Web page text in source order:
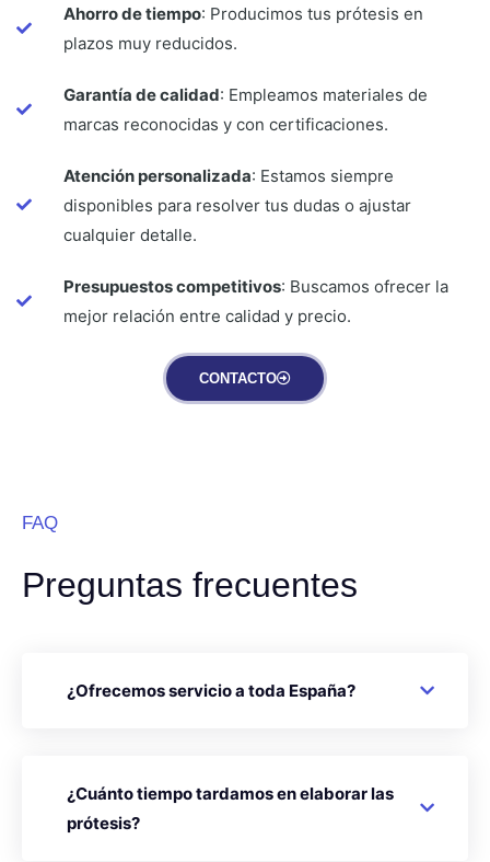
Ahorro de tiempo: Producimos tus prótesis en
plazos muy reducidos.
Garantía de calidad: Empleamos materiales de
marcas reconocidas y con certificaciones.
Atención personalizada: Estamos siempre
disponibles para resolver tus dudas o ajustar
cualquier detalle.
Presupuestos competitivos: Buscamos ofrecer la
mejor relación entre calidad y precio.
CONTACTO
FAQ
Preguntas frecuentes
¿Ofrecemos servicio a toda España?
¿Cuánto tiempo tardamos en elaborar las
prótesis?